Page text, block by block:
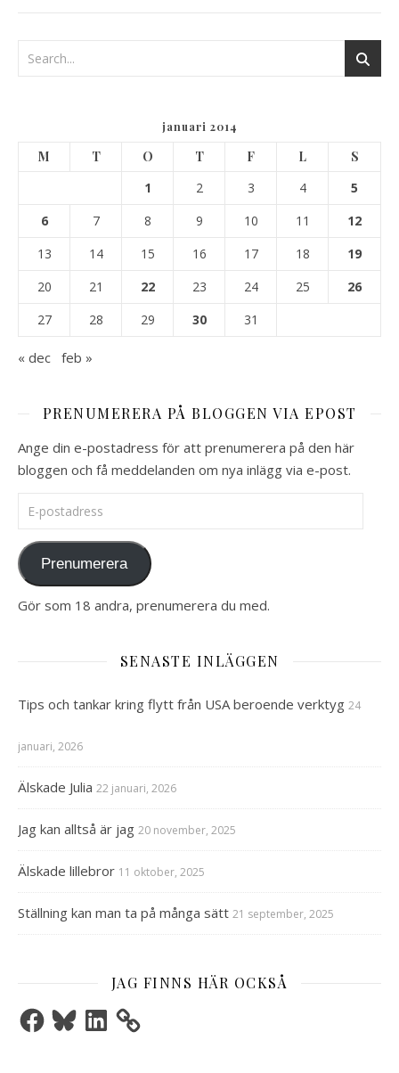
januari 2014
M T O T F L
S
1
2 3 4
5
6
7 8 9 10 11
12
13
14 15 16 17 18
19
20
21 22 23 24 25
26
27
28 29 30 31
« dec feb »
PRENUMERERA PÅ BLOGGEN VIA EPOST
Ange din e-postadress för att prenumerera på den här
bloggen och få meddelanden om nya inlägg via e-post.
E-postadress
Prenumerera
Gör som 18 andra, prenumerera du med.
SENASTE INLÄGGEN
Tips och tankar kring flytt från USA beroende verktyg 24
januari, 2026
Älskade Julia 22 januari, 2026
Jag kan alltså är jag 20 november, 2025
Älskade lillebror 11 oktober, 2025
Ställning kan man ta på många sätt 21 september, 2025
JAG FINNS HÄR OCKSÅ
FacebookBlueskyLinkedIn